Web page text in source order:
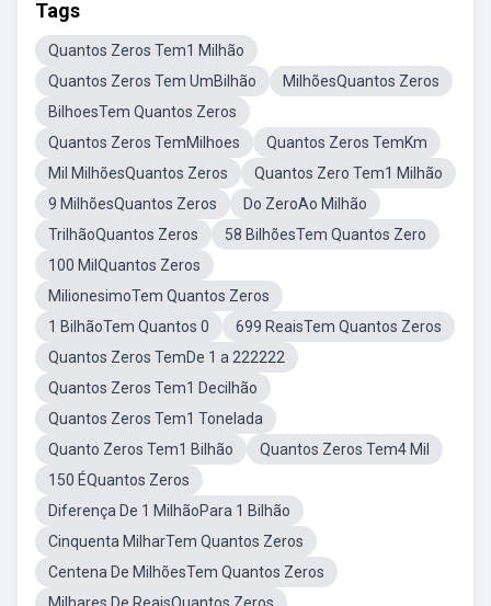
Tags
Quantos Zeros Tem1 Milhão
Quantos Zeros Tem UmBilhão
MilhõesQuantos Zeros
BilhoesTem Quantos Zeros
Quantos Zeros TemMilhoes
Quantos Zeros TemKm
Mil MilhõesQuantos Zeros
Quantos Zero Tem1 Milhão
9 MilhõesQuantos Zeros
Do ZeroAo Milhão
TrilhãoQuantos Zeros
58 BilhõesTem Quantos Zero
100 MilQuantos Zeros
MilionesimoTem Quantos Zeros
1 BilhãoTem Quantos 0
699 ReaisTem Quantos Zeros
Quantos Zeros TemDe 1 a 222222
Quantos Zeros Tem1 Decilhão
Quantos Zeros Tem1 Tonelada
Quanto Zeros Tem1 Bilhão
Quantos Zeros Tem4 Mil
150 ÉQuantos Zeros
Diferença De 1 MilhãoPara 1 Bilhão
Cinquenta MilharTem Quantos Zeros
Centena De MilhõesTem Quantos Zeros